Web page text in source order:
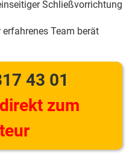
Schließvorrichtung
Team berät
43 01
zum